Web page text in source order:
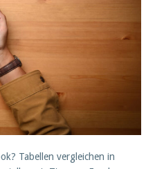
Tabellen vergleichen in